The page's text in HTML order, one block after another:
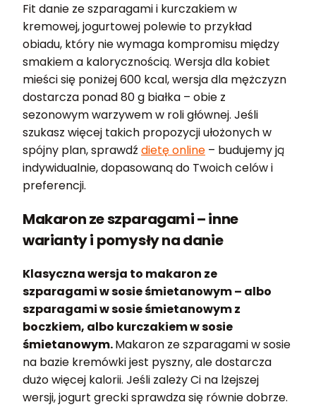
Fit danie ze szparagami i kurczakiem w
kremowej, jogurtowej polewie to przykład
obiadu, który nie wymaga kompromisu między
smakiem a kalorycznością. Wersja dla kobiet
mieści się poniżej 600 kcal, wersja dla mężczyzn
dostarcza ponad 80 g białka – obie z
sezonowym warzywem w roli głównej. Jeśli
szukasz więcej takich propozycji ułożonych w
spójny plan, sprawdź dietę online – budujemy ją
indywidualnie, dopasowaną do Twoich celów i
preferencji.
Makaron ze szparagami – inne
warianty i pomysły na danie
Klasyczna wersja to makaron ze
szparagami w sosie śmietanowym – albo
szparagami w sosie śmietanowym z
boczkiem, albo kurczakiem w sosie
śmietanowym.Makaron ze szparagami w sosie
na bazie kremówki jest pyszny, ale dostarcza
dużo więcej kalorii. Jeśli zależy Ci na lżejszej
wersji, jogurt grecki sprawdza się równie dobrze.